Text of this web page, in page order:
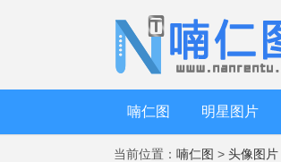
喃仁图 明星图片
当前位置： 喃仁图 > 头像图片